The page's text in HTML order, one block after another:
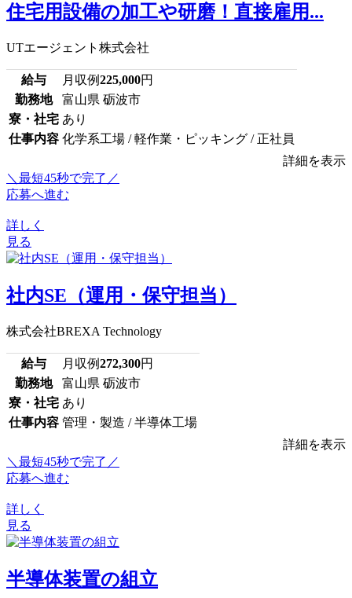
住宅用設備の加工や研磨！直接雇用...
UTエージェント株式会社
給与 月収例225,000円
勤務地
富山県 砺波市
寮・社宅 あり
仕事内容 化学系工場 / 軽作業・ピッキング / 正社員
詳細を表示
＼最短45秒で完了／
応募へ進む
詳しく
見る
社内SE（運用・保守担当）
株式会社BREXA Technology
給与 月収例272,300円
勤務地
富山県 砺波市
寮・社宅 あり
仕事内容 管理・製造 / 半導体工場
詳細を表示
＼最短45秒で完了／
応募へ進む
詳しく
見る
半導体装置の組立